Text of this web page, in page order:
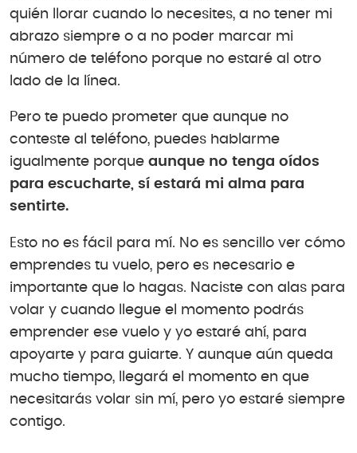
quién llorar cuando lo necesites, a no tener mi
abrazo siempre o a no poder marcar mi
número de teléfono porque no estaré al otro
lado de la línea.
Pero te puedo prometer que aunque no
conteste al teléfono, puedes hablarme
igualmente porque aunque no tenga oídos
para escucharte, sí estará mi alma para
sentirte.
Esto no es fácil para mí. No es sencillo ver cómo
emprendes tu vuelo, pero es necesario e
importante que lo hagas. Naciste con alas para
volar y cuando llegue el momento podrás
emprender ese vuelo y yo estaré ahí, para
apoyarte y para guiarte. Y aunque aún queda
mucho tiempo, llegará el momento en que
necesitarás volar sin mí, pero yo estaré siempre
contigo.